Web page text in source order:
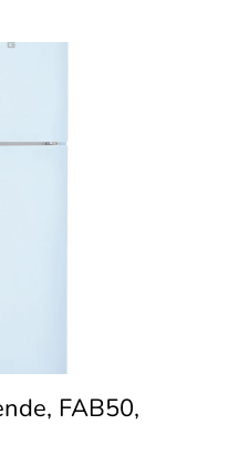
FAB50,